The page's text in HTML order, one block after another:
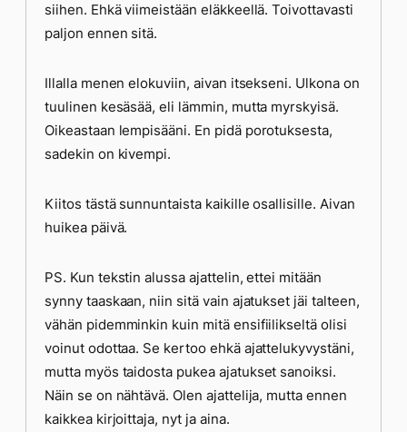
siihen. Ehkä viimeistään eläkkeellä. Toivottavasti
paljon ennen sitä.
Illalla menen elokuviin, aivan itsekseni. Ulkona on
tuulinen kesäsää, eli lämmin, mutta myrskyisä.
Oikeastaan lempisääni. En pidä porotuksesta,
sadekin on kivempi.
Kiitos tästä sunnuntaista kaikille osallisille. Aivan
huikea päivä.
PS. Kun tekstin alussa ajattelin, ettei mitään
synny taaskaan, niin sitä vain ajatukset jäi talteen,
vähän pidemminkin kuin mitä ensifiilikseltä olisi
voinut odottaa. Se kertoo ehkä ajattelukyvystäni,
mutta myös taidosta pukea ajatukset sanoiksi.
Näin se on nähtävä. Olen ajattelija, mutta ennen
kaikkea kirjoittaja, nyt ja aina.